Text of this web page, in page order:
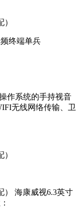
终端单兵
作系统的手持视音
无线网络传输、卫
海康威视6.3英寸